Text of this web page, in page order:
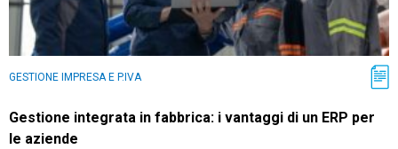
GESTIONE IMPRESA E P.IVA
Gestione integrata in fabbrica: i vantaggi di un ERP per
le aziende